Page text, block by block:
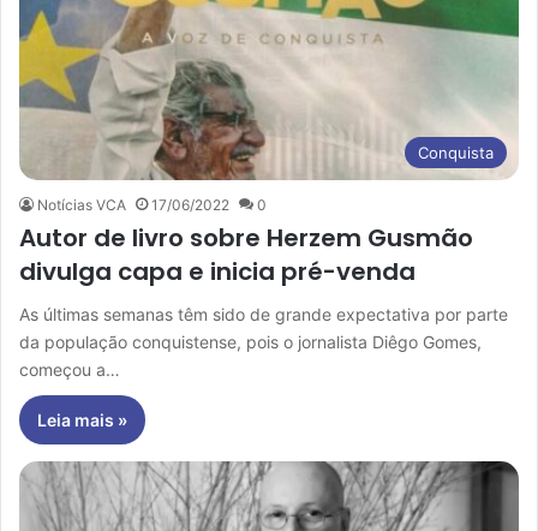
Conquista
Notícias VCA 17/06/2022 0
Autor de livro sobre Herzem Gusmão
divulga capa e inicia pré-venda
As últimas semanas têm sido de grande expectativa por parte
da população conquistense, pois o jornalista Diêgo Gomes,
começou a…
Leia mais »